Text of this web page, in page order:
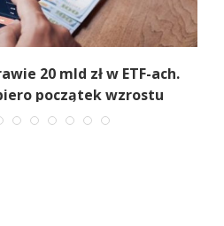
20 mld zł w ETF-ach.
początek wzrostu